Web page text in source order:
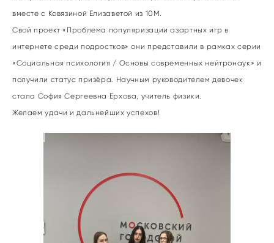
вместе с Ковязиной Елизаветой из 10М.
Свой проект «Проблема популяризации азартных игр в
интернете среди подростков» они представили в рамках серии
«Социальная психология / Основы современных нейтронаук» и
получили статус призёра. Научным руководителем девочек
стала София Сергеевна Ерхова, учитель физики.
Желаем удачи и дальнейших успехов!